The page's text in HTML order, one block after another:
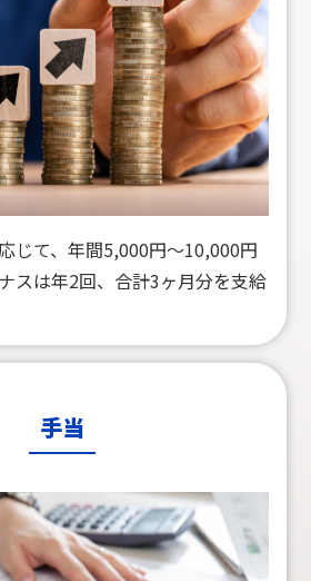
じて、年間5,000円～10,000円
スは年2回、合計3ヶ月分を支給
手当